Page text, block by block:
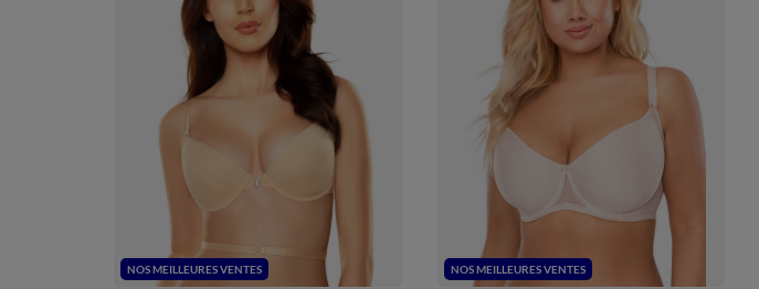
NOS MEILLEURES VENTES NOS MEILLEURES VENTES